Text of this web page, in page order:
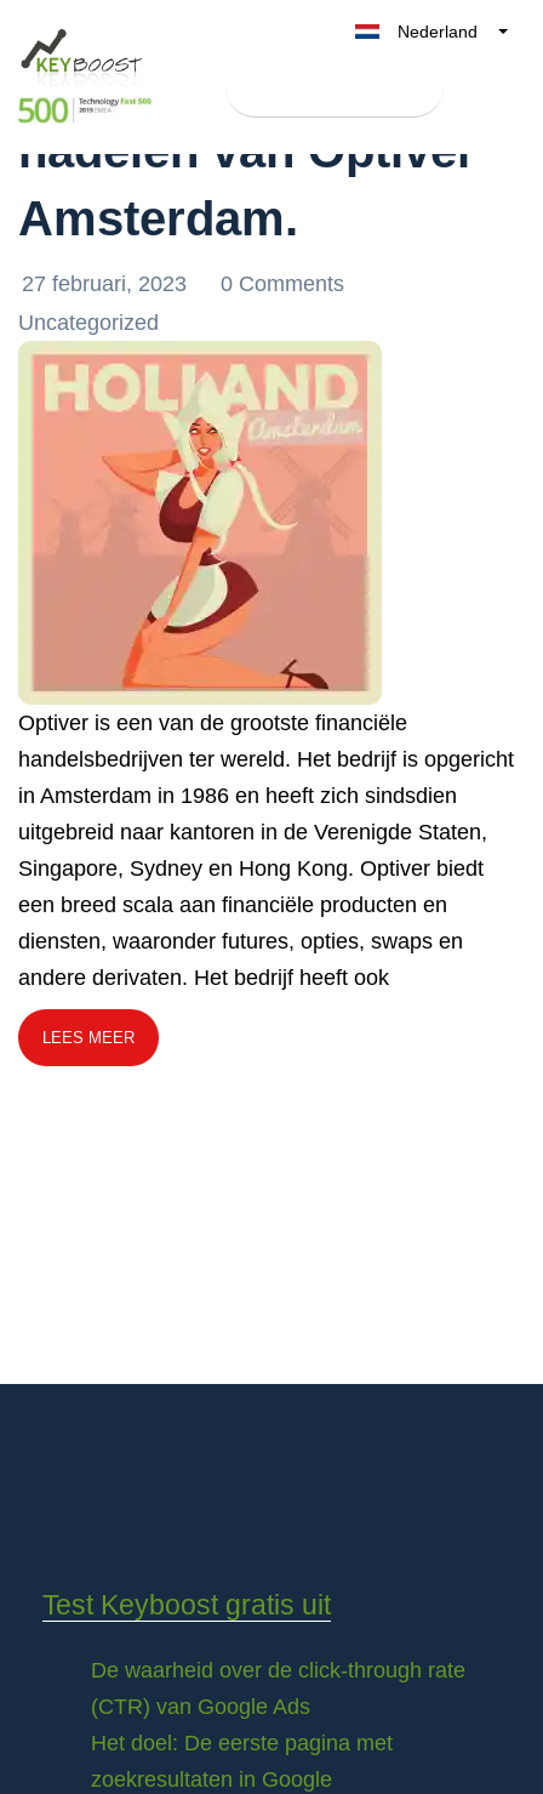
Nederland
België
11 voordelen en
nadelen van Optiver
Amsterdam.
27 februari, 2023
0 Comments
Uncategorized
Optiver is een van de grootste financiële
handelsbedrijven ter wereld. Het bedrijf is opgericht
in Amsterdam in 1986 en heeft zich sindsdien
uitgebreid naar kantoren in de Verenigde Staten,
Singapore, Sydney en Hong Kong. Optiver biedt
een breed scala aan financiële producten en
diensten, waaronder futures, opties, swaps en
andere derivaten. Het bedrijf heeft ook
LEES MEER
Test Keyboost gratis uit
De waarheid over de click-through rate
(CTR) van Google Ads
Het doel: De eerste pagina met
zoekresultaten in Google